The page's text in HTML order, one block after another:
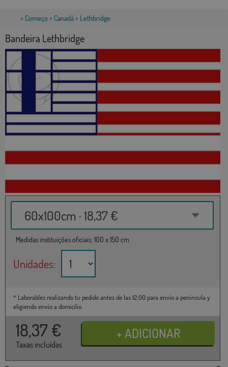
> Começo > Canadá> Lethbridge
Bandeira Lethbridge
60x100cm · 18,37 €
Medidas instituições oficiais: 100 x 150 cm
Unidades:
* Laborables realizando tu pedido antes de las 12:00 para envío a península y
eligiendo envío a domicilio.
18,37 €
Taxas incluídas